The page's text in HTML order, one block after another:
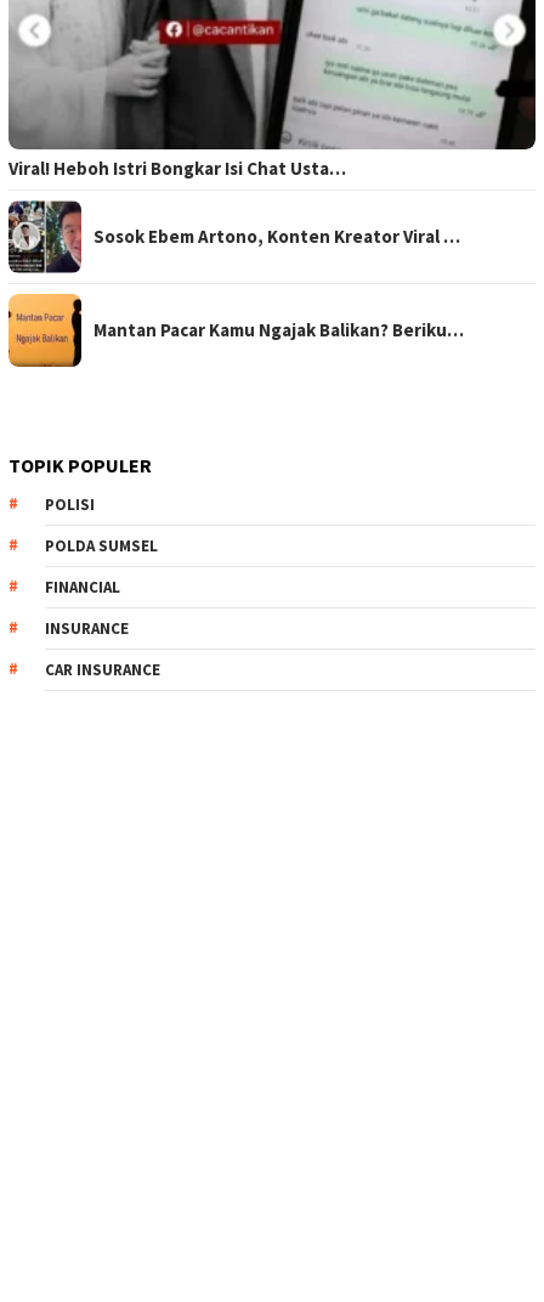
Viral! Heboh Istri Bongkar Isi Chat Usta…
Sosok Ebem Artono, Konten Kreator Viral …
Mantan Pacar Kamu Ngajak Balikan? Beriku…
TOPIK POPULER
POLISI
POLDA SUMSEL
FINANCIAL
INSURANCE
CAR INSURANCE